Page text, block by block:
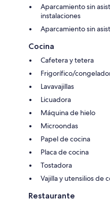
Aparcamiento sin
instalaciones
Aparcamiento sin
Cocina
Cafetera y tetera
Frigorífico/
Lavavajillas
Licuadora
Máquina de hielo
Microondas
Papel de cocina
Placa de cocina
Tostadora
Vajilla y utensilios de
Restaurante